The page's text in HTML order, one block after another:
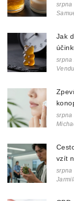
srpna
Jak
srpna
srpna
vzít
srpna